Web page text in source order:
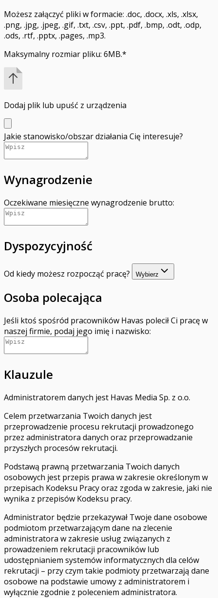
Możesz załączyć pliki w formacie: .doc, .docx, .xls, .xlsx,
.png, .jpg, .jpeg, .gif, .txt, .csv, .ppt, .pdf, .bmp, .odt, .odp,
.ods, .rtf, .pptx, .pages, .mp3.
Maksymalny rozmiar pliku: 6MB.*
Dodaj plik lub upuść z urządzenia
Jakie stanowisko/obszar działania Cię interesuje?
Wynagrodzenie
Oczekiwane miesięczne wynagrodzenie brutto:
Dyspozycyjność
Od kiedy możesz rozpocząć pracę? Wybierz
Osoba polecająca
Jeśli ktoś spośród pracowników Havas polecił Ci pracę w
naszej firmie, podaj jego imię i nazwisko:
Klauzule
Administratorem danych jest Havas Media Sp. z o.o.
Celem przetwarzania Twoich danych jest
przeprowadzenie procesu rekrutacji prowadzonego
przez administratora danych oraz przeprowadzanie
przyszłych procesów rekrutacji.
Podstawą prawną przetwarzania Twoich danych
osobowych jest przepis prawa w zakresie określonym w
przepisach Kodeksu Pracy oraz zgoda w zakresie, jaki nie
wynika z przepisów Kodeksu pracy.
Administrator będzie przekazywał Twoje dane osobowe
podmiotom przetwarzającym dane na zlecenie
administratora w zakresie usług związanych z
prowadzeniem rekrutacji pracowników lub
udostępnianiem systemów informatycznych dla celów
rekrutacji – przy czym takie podmioty przetwarzają dane
osobowe na podstawie umowy z administratorem i
wyłącznie zgodnie z poleceniem administratora.